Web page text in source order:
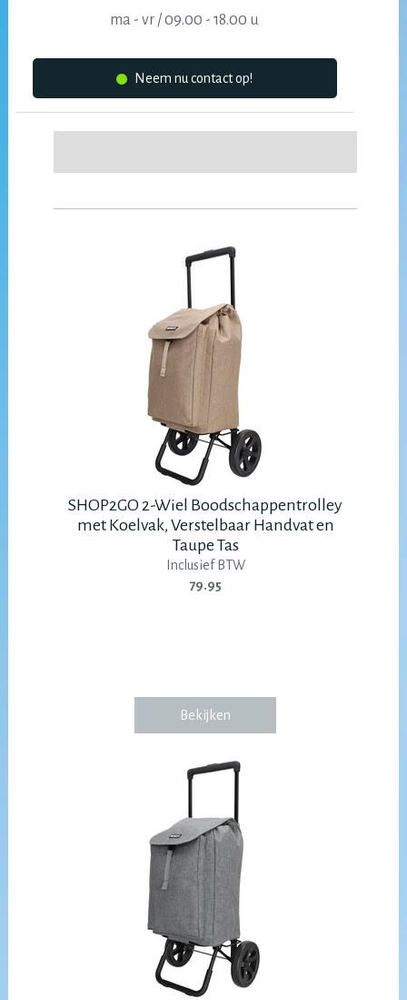
ma - vr / 09.00 - 18.00 u
Neem nu contact op!
SHOP2GO 2-Wiel Boodschappentrolley
met Koelvak, Verstelbaar Handvat en
Taupe Tas
Inclusief BTW
79.95
Bekijken